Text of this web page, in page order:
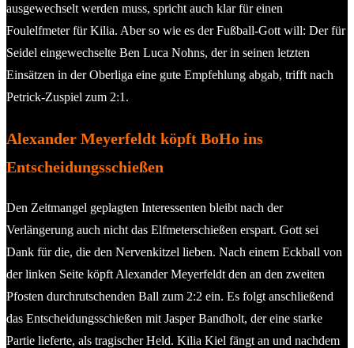
ausgewechselt werden muss, spricht auch klar für einen
Foulelfmeter für Kilia. Aber so wie es der Fußball-Gott will: Der für
Seidel eingewechselte Ben Luca Nohns, der in seinen letzten
Einsätzen in der Oberliga eine gute Empfehlung abgab, trifft nach
Petrick-Zuspiel zum 2:1.
Alexander Meyerfeldt köpft BoHo ins
Entscheidungsschießen
Den Zeitmangel geplagten Interessenten bleibt nach der
Verlängerung auch nicht das Elfmeterschießen erspart. Gott sei
Dank für die, die den Nervenkitzel lieben. Nach einem Eckball von
der linken Seite köpft Alexander Meyerfeldt den an den zweiten
Pfosten durchrutschenden Ball zum 2:2 ein. Es folgt anschließend
das Entscheidungsschießen mit Jasper Bandholt, der eine starke
Partie lieferte, als tragischer Held. Kilia Kiel fängt an und nachdem